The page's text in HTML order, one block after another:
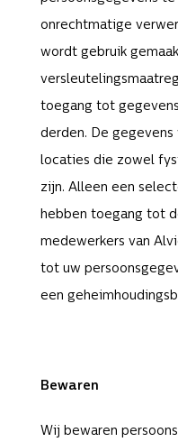
onrechtmatige
wordt gebruik
toegang tot
derden. De
locaties die zowel
zijn. Alleen een
hebben toegang tot
medewerkers van
tot uw
een
Bewaren
Wij bewaren